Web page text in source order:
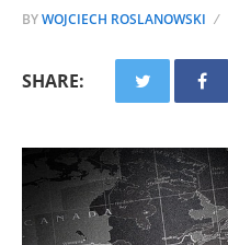
BYWOJCIECH ROSLANOWSKI
SHARE: